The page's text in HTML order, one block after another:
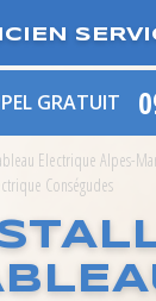
GRATUIT
Electrique Alpes-
Conségudes